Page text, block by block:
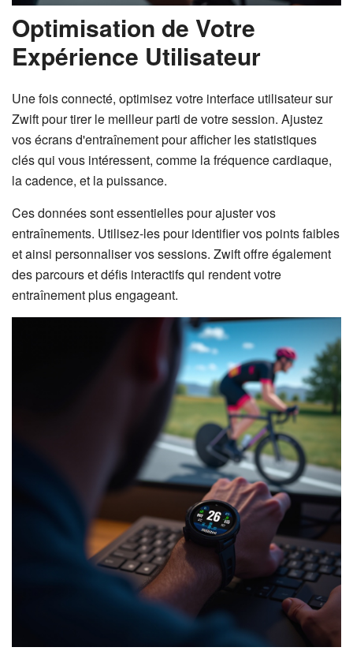
Optimisation de Votre
Expérience Utilisateur
Une fois connecté, optimisez votre interface utilisateur sur
Zwift pour tirer le meilleur parti de votre session. Ajustez
vos écrans d'entraînement pour afficher les statistiques
clés qui vous intéressent, comme la fréquence cardiaque,
la cadence, et la puissance.
Ces données sont essentielles pour ajuster vos
entraînements. Utilisez-les pour identifier vos points faibles
et ainsi personnaliser vos sessions. Zwift offre également
des parcours et défis interactifs qui rendent votre
entraînement plus engageant.